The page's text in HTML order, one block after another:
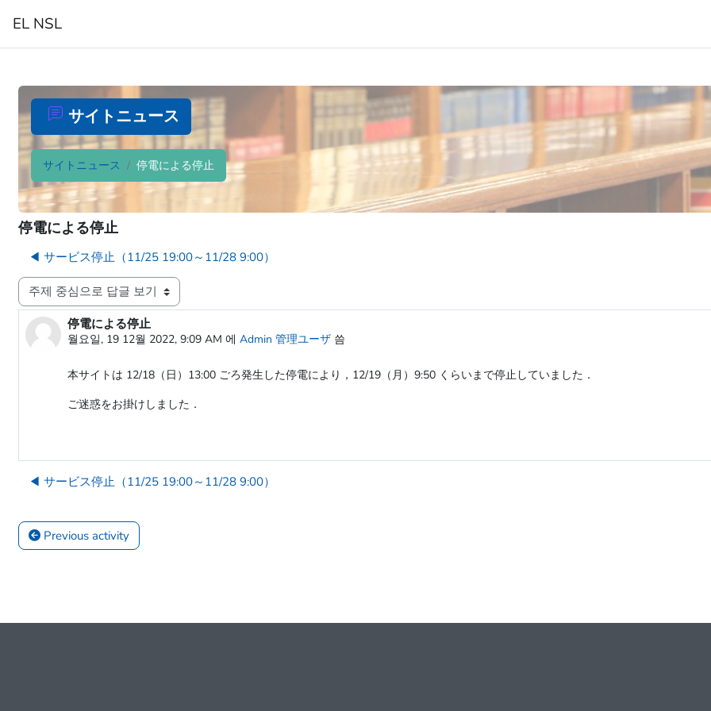
EL NSL
サイトニュース
サイトニュース 停電による停止
停電による停止
◀︎ サービス停止（11/25 19:00～11/28 9:00）
표시 모드
停電による停止
월요일, 19 12월 2022, 9:09 AM 에 Admin 管理ユーザ 씀
Number of replies: 0
本サイトは 12/18（日）13:00 ごろ発生した停電により，12/19（月）9:50 くらいまで停止していました．
ご迷惑をお掛けしました．
◀︎ サービス停止（11/25 19:00～11/28 9:00）
Previous activity